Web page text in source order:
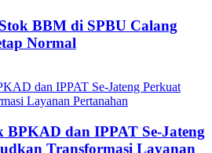
BBM di SPBU Calang
Normal
dan IPPAT Se-Jateng
Transformasi Layanan